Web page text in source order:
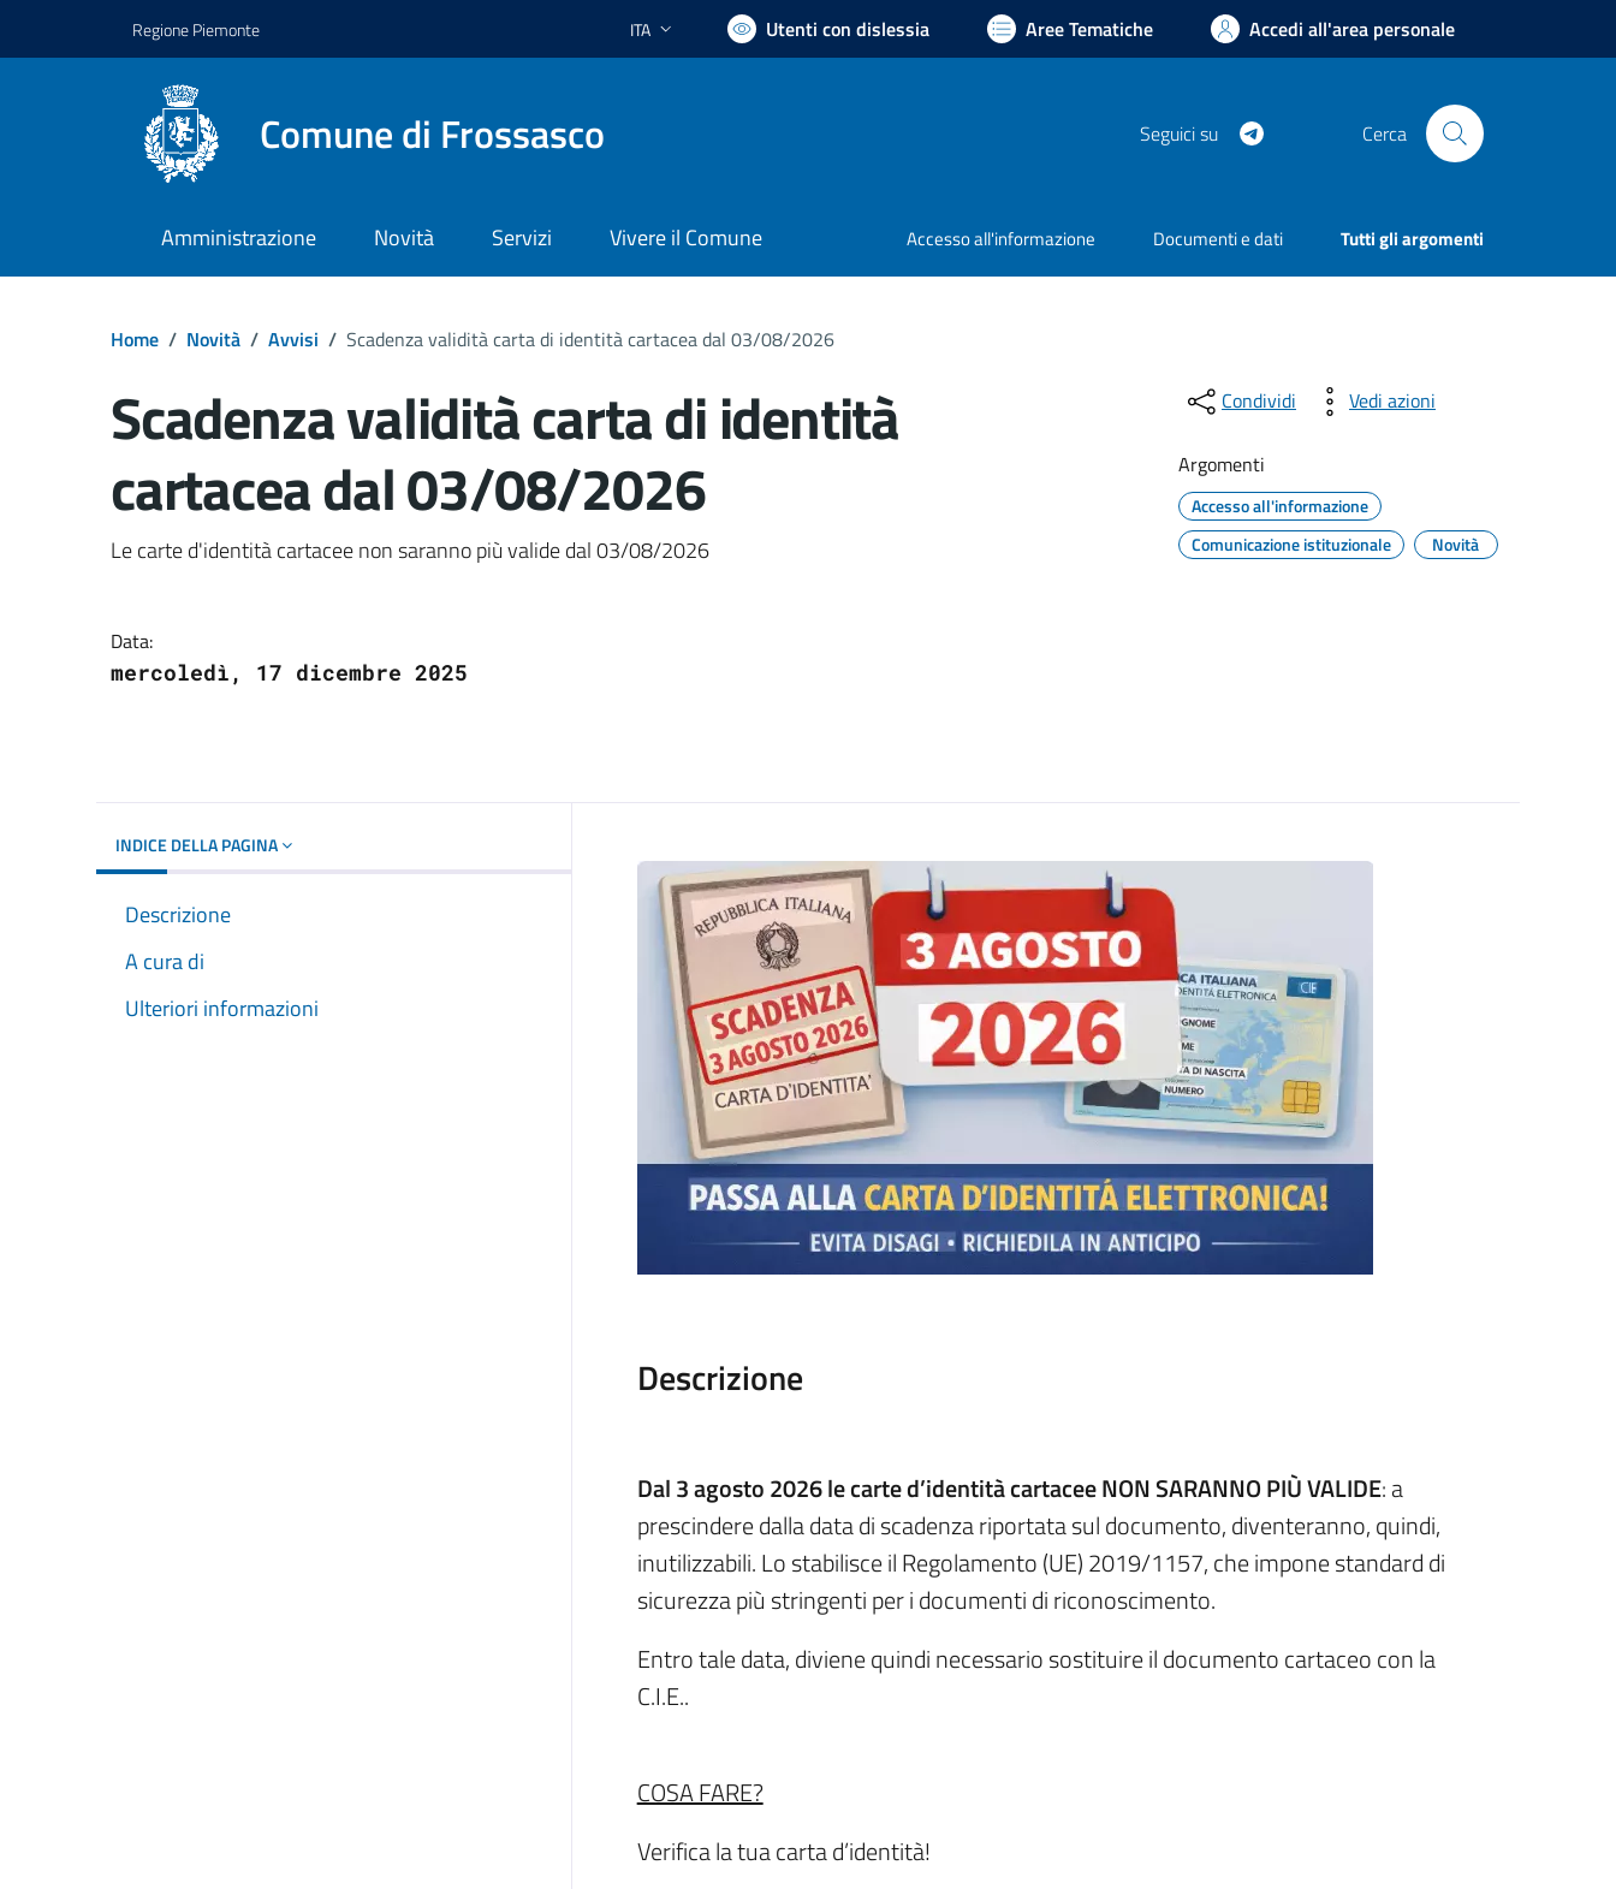
Regione Piemonte Lingua attiva:
ITA Utenti con dislessia Aree Tematiche Accedi all'area personale
Comune di Frossasco Seguici su Cerca
Amministrazione Novità Servizi Vivere il Comune Accesso all'informazione Documenti e dati Tutti gli argomenti
Home / Novità / Avvisi / Scadenza validità carta di identità cartacea dal 03/08/2026
Scadenza validità carta di identità
cartacea dal 03/08/2026
Dettagli del documento
Le carte d'identità cartacee non saranno più valide dal 03/08/2026
Data:
mercoledì, 17 dicembre 2025
Condividi Vedi azioni
Argomenti
Accesso all'informazione
Comunicazione istituzionale
Novità
INDICE DELLA PAGINA
Descrizione
A cura di
Ulteriori informazioni
Descrizione
Dal 3 agosto 2026 le carte d’identità cartaceeNON SARANNO PIÙ VALIDE: a
prescindere dalla data di scadenza riportata sul documento, diventeranno, quindi,
inutilizzabili. Lo stabilisce il Regolamento (UE) 2019/1157, che impone standard di
sicurezza più stringenti per i documenti di riconoscimento.
Entro tale data, diviene quindi necessario sostituire il documento cartaceo con la
C.I.E..
COSA FARE?
Verifica la tua carta d’identità!